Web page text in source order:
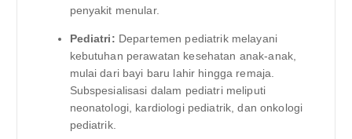
penyakit menular.
Pediatri: Departemen pediatrik melayani
kebutuhan perawatan kesehatan anak-anak,
mulai dari bayi baru lahir hingga remaja.
Subspesialisasi dalam pediatri meliputi
neonatologi, kardiologi pediatrik, dan onkologi
pediatrik.